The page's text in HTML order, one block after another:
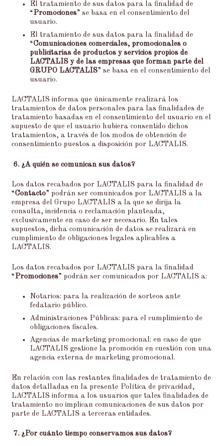
El tratamiento de sus datos para la finalidad de
“Promociones” se basa en el consentimiento del
usuario.
El tratamiento de sus datos para la finalidad de
“Comunicaciones comerciales, promocionales o
publicitarias de productos y servicios propios de
LACTALIS y de las empresas que forman parte del
GRUPO LACTALIS” se basa en el consentimiento del
usuario.
LACTALIS informa que únicamente realizará los
tratamientos de datos personales para las finalidades de
tratamiento basadas en el consentimiento del usuario en el
supuesto de que el usuario hubiera consentido dichos
tratamientos, a través de los modos de obtención de
consentimiento puestos a disposición por LACTALIS.
6. ¿A quién se comunican sus datos?
Los datos recabados por LACTALIS para la finalidad de
“Contacto” podrán ser comunicados por LACTALIS a la
empresa del Grupo LACTALIS a la que se dirija la
consulta, incidencia o reclamación planteada,
exclusivamente en caso de ser necesario. En tales
supuestos, dicha comunicación de datos se realizará en
cumplimiento de obligaciones legales aplicables a
LACTALIS.
Los datos recabados por LACTALIS para la finalidad
“Promociones” podrán ser comunicados por LACTALIS a:
Notarios: para la realización de sorteos ante
fedatario público.
Administraciones Públicas: para el cumplimiento de
obligaciones fiscales.
Agencias de marketing promocional: en caso de que
LACTALIS gestione la promoción en cuestión con una
agencia externa de marketing promocional.
En relación con las restantes finalidades de tratamiento de
datos detalladas en la presente Política de privacidad,
LACTALIS informa a los usuarios que tales finalidades de
tratamiento no implican comunicaciones de sus datos por
parte de LACTALIS a terceras entidades.
7. ¿Por cuánto tiempo conservamos sus datos?